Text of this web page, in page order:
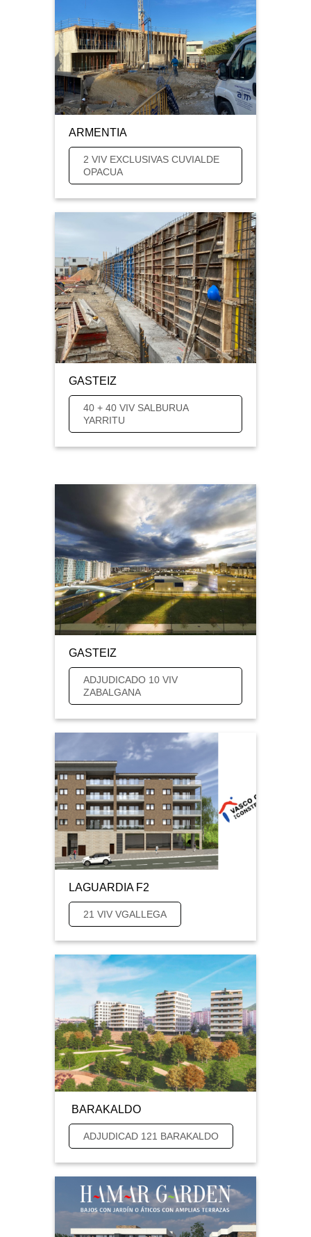
ARMENTIA
2 VIV EXCLUSIVAS CUVIALDE
OPACUA
GASTEIZ
40 + 40 VIV SALBURUA
YARRITU
GASTEIZ
ADJUDICADO 10 VIV
ZABALGANA
LAGUARDIA F2
21 VIV VGALLEGA
BARAKALDO
ADJUDICAD 121 BARAKALDO